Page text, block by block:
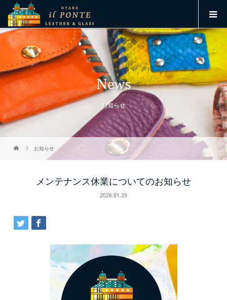
News
お知らせ
お知らせ
メンテナンス休業についてのお知らせ
2026.01.29